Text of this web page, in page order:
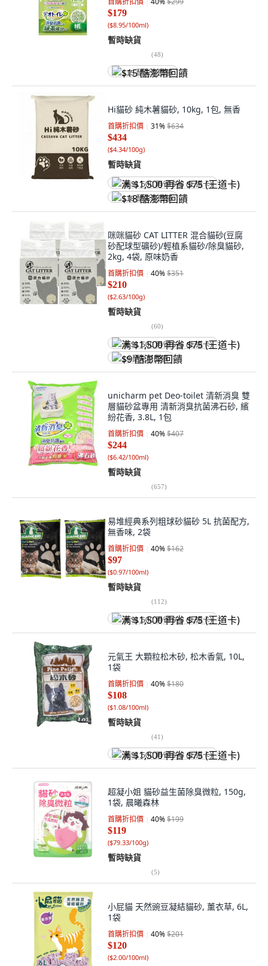
$179
($8.95/100ml)
暫時缺貨
(48)
$15 酷澎幣回饋
Hi貓砂 純木薯貓砂, 10kg, 1包, 無香
首購折扣價 31%$634
$434
($4.34/100g)
暫時缺貨
满 $1,500 再省 $75 (王道卡)
$18 酷澎幣回饋
咪咪貓砂 CAT LITTER 混合貓砂(豆腐
砂配球型礦砂)/輕植系貓砂/除臭貓砂,
2kg, 4袋, 原味奶香
首購折扣價 40%$351
$210
($2.63/100g)
暫時缺貨
(60)
满 $1,500 再省 $75 (王道卡)
$9 酷澎幣回饋
unicharm pet Deo-toilet 清新消臭 雙
層貓砂盆專用 清新消臭抗菌沸石砂, 繽
紛花香, 3.8L, 1包
首購折扣價 40%$407
$244
($6.42/100ml)
暫時缺貨
(657)
易堆經典系列粗球砂貓砂 5L 抗菌配方,
無香味, 2袋
首購折扣價 40%$162
$97
($0.97/100ml)
暫時缺貨
(112)
满 $1,500 再省 $75 (王道卡)
元氣王 大顆粒松木砂, 松木香氣, 10L,
1袋
首購折扣價 40%$180
$108
($1.08/100ml)
暫時缺貨
(41)
满 $1,500 再省 $75 (王道卡)
超凝小姐 貓砂益生菌除臭微粒, 150g,
1袋, 晨曦森林
首購折扣價 40%$199
$119
($79.33/100g)
暫時缺貨
(5)
小屁貓 天然豌豆凝結貓砂, 薰衣草, 6L,
1袋
首購折扣價 40%$201
$120
($2.00/100ml)